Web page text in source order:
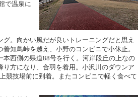
で温泉に
。向かい風だが良いトレーニングだと思え
知鳥峠を越え、小野のコンビニで小休止。
西側の県道88号を行く。河岸段丘の上なの
方になり、合羽を着用。小沢川のダウンア
競技場前に到着。またコンビニで軽く食べて